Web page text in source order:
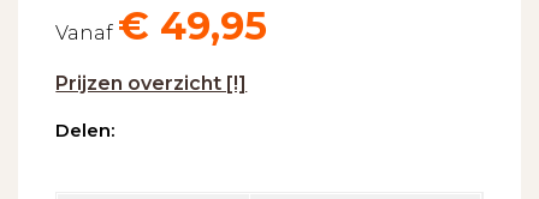
Vanaf € 49,95
Prijzen overzicht [!]
Delen: